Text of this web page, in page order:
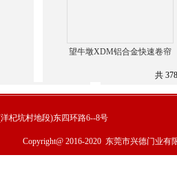
望牛墩XDM铝合金快速卷帘
共
杞坑村地段)东四环路6--8号
Copyright@ 2016-2020 东莞市兴德门业有